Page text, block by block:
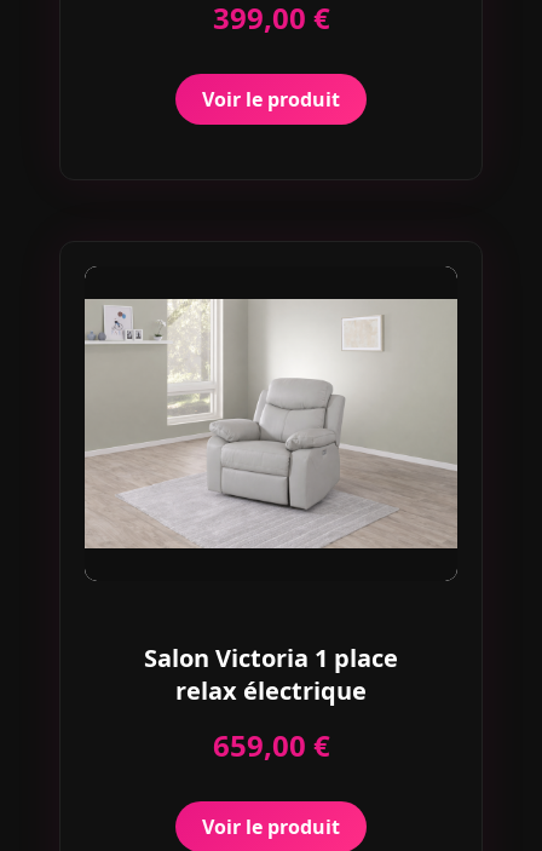
399,00 €
Voir le produit
Salon Victoria 1 place
relax électrique
659,00 €
Voir le produit